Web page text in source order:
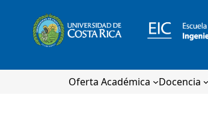
Oferta Académica Docencia